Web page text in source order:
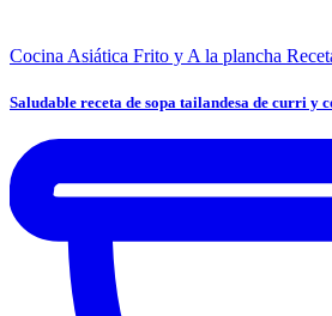
Cocina Asiática Frito y A la plancha
Saludable receta de sopa tailandesa de curri y